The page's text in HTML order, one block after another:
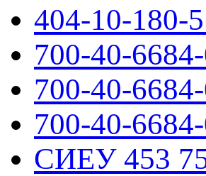
404-10-180-
700-40-
700-40-
700-40-
СИЕУ 453